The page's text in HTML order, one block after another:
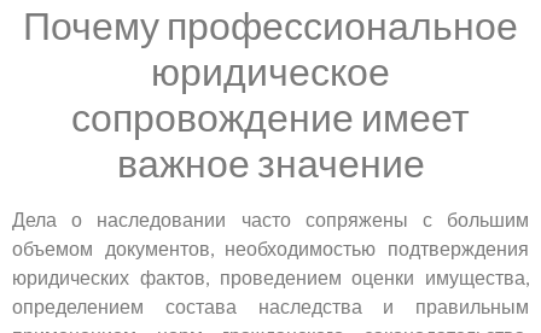
Почему профессиональное
юридическое
сопровождение имеет
важное значение
Дела о наследовании часто сопряжены с большим
объемом документов, необходимостью подтверждения
юридических фактов, проведением оценки имущества,
определением состава наследства и правильным